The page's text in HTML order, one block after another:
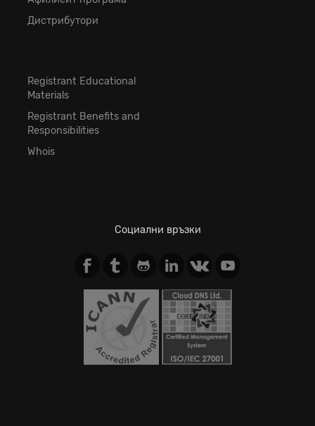
Дистрибутори
Registrant Educational
Materials
Registrant Benefits and
Responsibilities
Whois
Социални връзки